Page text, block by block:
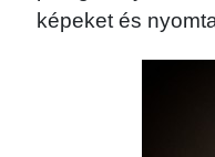
képeket és